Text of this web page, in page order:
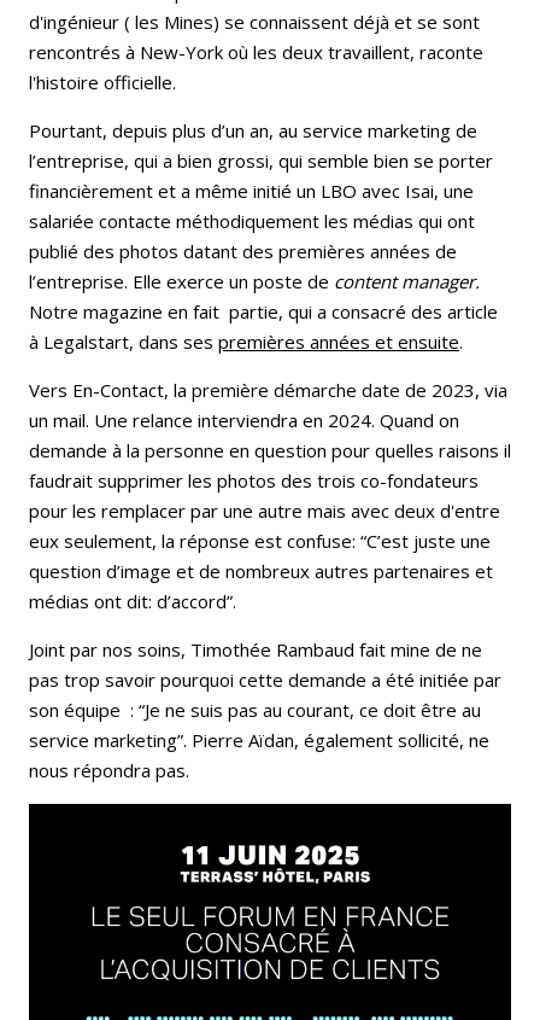
d'ingénieur ( les Mines) se connaissent déjà et se sont
rencontrés à New-York où les deux travaillent, raconte
l'histoire officielle.
Pourtant, depuis plus d’un an, au service marketing de
l’entreprise, qui a bien grossi, qui semble bien se porter
financièrement et a même initié un LBO avec Isai, une
salariée contacte méthodiquement les médias qui ont
publié des photos datant des premières années de
l’entreprise. Elle exerce un poste de content manager.
Notre magazine en fait partie, qui a consacré des article
à Legalstart, dans ses premières années et ensuite.
Vers En-Contact, la première démarche date de 2023, via
un mail. Une relance interviendra en 2024. Quand on
demande à la personne en question pour quelles raisons il
faudrait supprimer les photos des trois co-fondateurs
pour les remplacer par une autre mais avec deux d'entre
eux seulement, la réponse est confuse: “C’est juste une
question d’image et de nombreux autres partenaires et
médias ont dit: d’accord”.
Joint par nos soins, Timothée Rambaud fait mine de ne
pas trop savoir pourquoi cette demande a été initiée par
son équipe : “Je ne suis pas au courant, ce doit être au
service marketing”. Pierre Aïdan, également sollicité, ne
nous répondra pas.